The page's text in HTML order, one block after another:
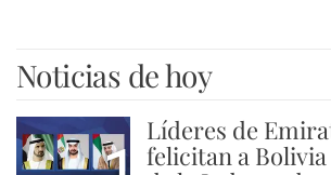
Noticias de hoy
Líderes de
felicitan a